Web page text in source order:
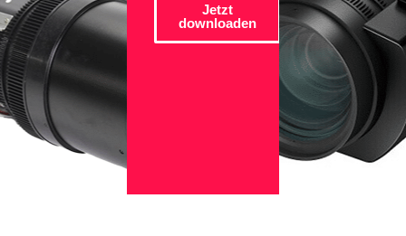
Jetzt
downloaden